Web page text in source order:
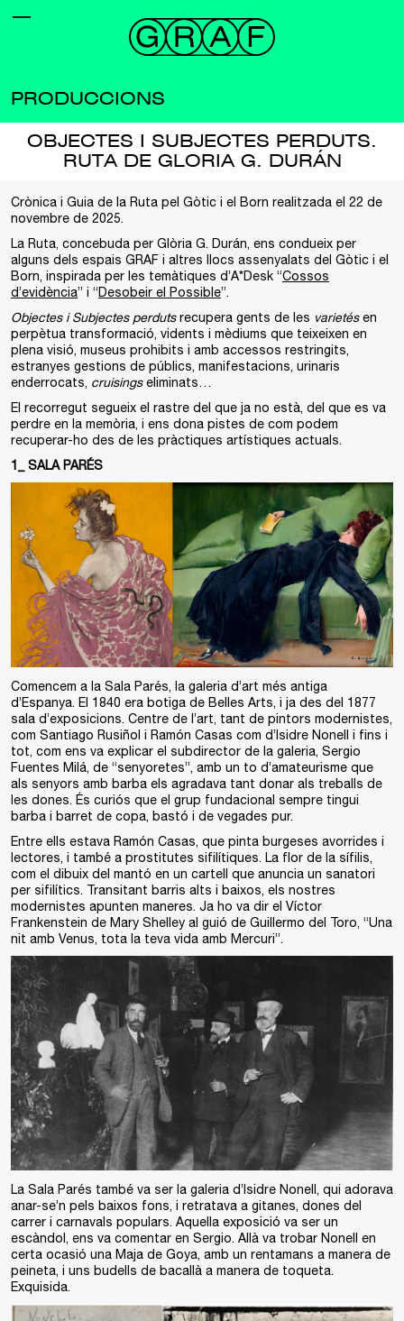
PRODUCCIONS
OBJECTES I SUBJECTES PERDUTS.
RUTA DE GLORIA G. DURÁN
Crònica i Guia de la Ruta pel Gòtic i el Born realitzada el 22 de
novembre de 2025.
La Ruta, concebuda per Glòria G. Durán, ens condueix per
alguns dels espais GRAF i altres llocs assenyalats del Gòtic i el
Born, inspirada per les temàtiques d’A*Desk “Cossos
d’evidència” i “Desobeir el Possible”.
Objectes i Subjectes perdutsrecupera gents de les varietésen
perpètua transformació, vidents i mèdiums que teixeixen en
plena visió, museus prohibits i amb accessos restringits,
estranyes gestions de públics, manifestacions, urinaris
enderrocats, cruisingseliminats…
El recorregut segueix el rastre del que ja no està, del que es va
perdre en la memòria, i ens dona pistes de com podem
recuperar-ho des de les pràctiques artístiques actuals.
1_ SALA PARÉS
Comencem a la Sala Parés, la galeria d’art més antiga
d’Espanya. El 1840 era botiga de Belles Arts, i ja des del 1877
sala d’exposicions. Centre de l’art, tant de pintors modernistes,
com Santiago Rusiñol i Ramón Casas com d’Isidre Nonell i fins i
tot, com ens va explicar el subdirector de la galeria, Sergio
Fuentes Milá, de “senyoretes”, amb un to d’amateurisme que
als senyors amb barba els agradava tant donar als treballs de
les dones. És curiós que el grup fundacional sempre tingui
barba i barret de copa, bastó i de vegades pur.
Entre ells estava Ramón Casas, que pinta burgeses avorrides i
lectores, i també a prostitutes sifilítiques. La flor de la sífilis,
com el dibuix del mantó en un cartell que anuncia un sanatori
per sifilítics. Transitant barris alts i baixos, els nostres
modernistes apunten maneres. Ja ho va dir el Víctor
Frankenstein de Mary Shelley al guió de Guillermo del Toro, “Una
nit amb Venus, tota la teva vida amb Mercuri”.
La Sala Parés també va ser la galeria d’Isidre Nonell, qui adorava
anar-se’n pels baixos fons, i retratava a gitanes, dones del
carrer i carnavals populars. Aquella exposició va ser un
escàndol, ens va comentar en Sergio. Allà va trobar Nonell en
certa ocasió una Maja de Goya, amb un rentamans a manera de
peineta, i uns budells de bacallà a manera de toqueta.
Exquisida.